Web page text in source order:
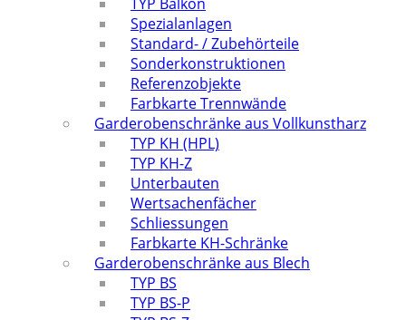
TYP Balkon
Spezialanlagen
Standard- / Zubehörteile
Sonderkonstruktionen
Referenzobjekte
Farbkarte Trennwände
Garderobenschränke aus Vollkunstharz
TYP KH (HPL)
TYP KH-Z
Unterbauten
Wertsachenfächer
Schliessungen
Farbkarte KH-Schränke
Garderobenschränke aus Blech
TYP BS
TYP BS-P